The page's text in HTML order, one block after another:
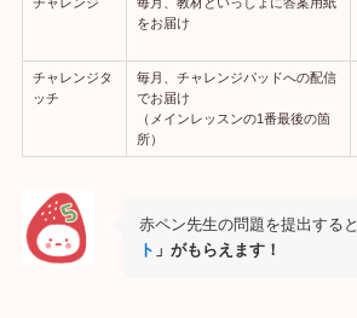
をお届け
チャレンジタ
ッチ
毎月、チャレンジパッドへの配信
でお届け
（メインレッスンの1番最後の箇
所）
赤ペン先生の問題を提出すると
ト 」がもらえます！